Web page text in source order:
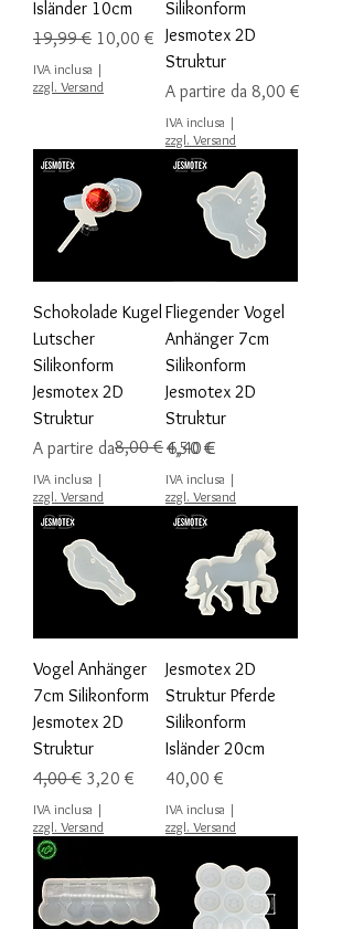
Isländer 10cm
Prezzo regolare
19,99 € Prezzo scontato
10,00 €
IVA inclusa |
zzgl. Versand
Silikonform
Jesmotex 2D
Struktur
A partire da 8,00 €
Prezzo scontato
IVA inclusa |
zzgl. Versand
Schokolade Kugel
Lutscher
Silikonform
Jesmotex 2D
Struktur
A partire da
Prezzo regolare
8,00 € 6,40 €
Prezzo scontato
IVA inclusa |
zzgl. Versand
Fliegender Vogel
Anhänger 7cm
Silikonform
Jesmotex 2D
Struktur
Prezzo
4,50 €
IVA inclusa |
zzgl. Versand
Vogel Anhänger
7cm Silikonform
Jesmotex 2D
Struktur
Prezzo regolare
4,00 € Prezzo scontato
3,20 €
IVA inclusa |
zzgl. Versand
Jesmotex 2D
Struktur Pferde
Silikonform
Isländer 20cm
Prezzo
40,00 €
IVA inclusa |
zzgl. Versand